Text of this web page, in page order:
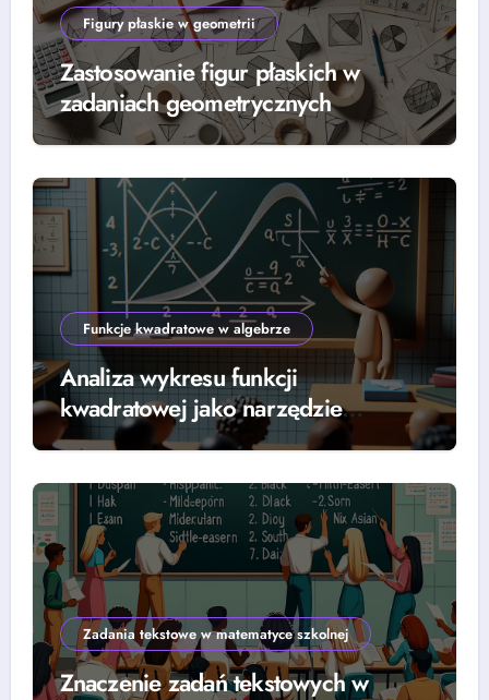
Figury płaskie w geometrii
Zastosowanie figur płaskich w
zadaniach geometrycznych
Funkcje kwadratowe w algebrze
Analiza wykresu funkcji
kwadratowej jako narzędzie
rozwiązywania równań
Zadania tekstowe w matematyce szkolnej
Znaczenie zadań tekstowych w